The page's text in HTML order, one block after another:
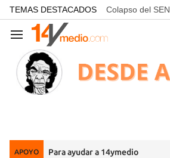
common.go-to-content
TEMAS DESTACADOS Colapso del SEN
Navegación
APOYO Para ayudar a 14ymedio